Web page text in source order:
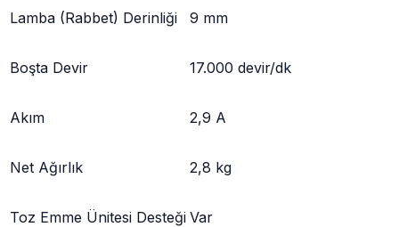
Lamba (Rabbet) Derinliği 9 mm
Boşta Devir 17.000 devir/dk
Akım 2,9 A
Net Ağırlık 2,8 kg
Toz Emme Ünitesi Desteği Var